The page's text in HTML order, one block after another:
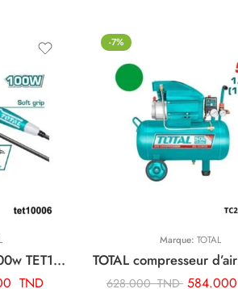
TOTAL fer a souder 100w TET10006
TND
-7%
Marque: TOTAL
628.000TND 584.000